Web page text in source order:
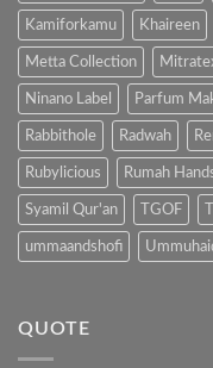
Kamiforkamu Khaireen
Metta Collection
Ninano Label Parfum
Rabbithole Radwah
Rubylicious Rumah
Syamil Qur'an TGOF
ummaandshofi
QUOTE